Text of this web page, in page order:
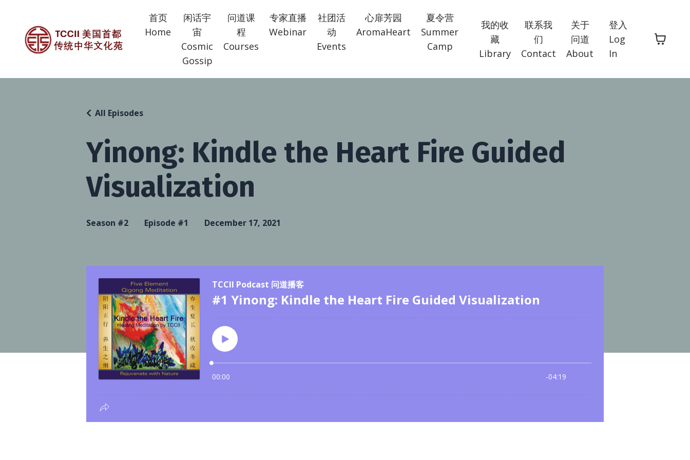
首页
Home
闲话宇
宙
Cosmic
Gossip
问道课
程
Courses
专家直播
Webinar
社团活
动
Events
心扉芳园
AromaHeart
夏令营
Summer
Camp
我的收
藏
Library
联系我
们
Contact
关于
问道
About
登入
Log
In
Yinong: Kindle the Heart Fire Guided
Visualization
All Episodes
Season #2 Episode #1 December 17, 2021